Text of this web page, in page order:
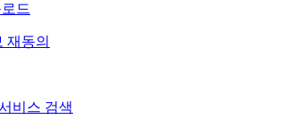
드
재동의
비스 검색